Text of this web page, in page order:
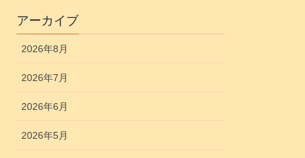
アーカイブ
2026年8月
2026年7月
2026年6月
2026年5月